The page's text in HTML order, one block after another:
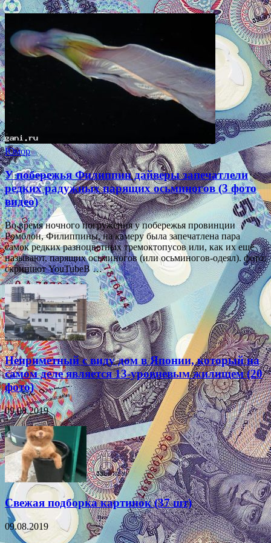
Юмор
У побережья Филиппин дайверы запечатлели
редких радужных парящих осьминогов (3 фото
видео)
Во время ночного погружения у побережья провинции
Ромблон, Филиппины, на камеру была запечатлена пара
самок редких разноцветных тремоктопусов или, как их ещё
называют, парящих осьминогов (или осьминогов-одеял). фото:
скриншот YouTubeВ …
Неприметный с виду дом в Японии, который на
самом деле является 13-уровневым жилищем (20
фото)
09.08.2019
Свежая подборка картинок (37 шт)
09.08.2019